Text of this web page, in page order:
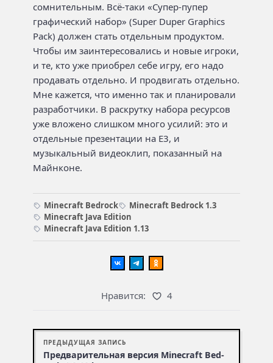
сомнительным. Всё-таки «Супер-пупер
графический набор» (Super Duper Graphics
Pack) должен стать отдельным продуктом.
Чтобы им заинтересовались и новые игроки,
и те, кто уже приобрел себе игру, его надо
продавать отдельно. И продвигать отдельно.
Мне кажется, что именно так и планировали
разработчики. В раскрутку набора ресурсов
уже вложено слишком много усилий: это и
отдельные презентации на E3, и
музыкальный видеоклип, показанный на
Майнконе.
Minecraft Bedrock
Minecraft Bedrock 1.3
Minecraft Java Edition
Minecraft Java Edition 1.13
Нравится: 4
ПРЕДЫДУЩАЯ ЗАПИСЬ
Пред­вари­тель­ная версия Mine­craft Bed­